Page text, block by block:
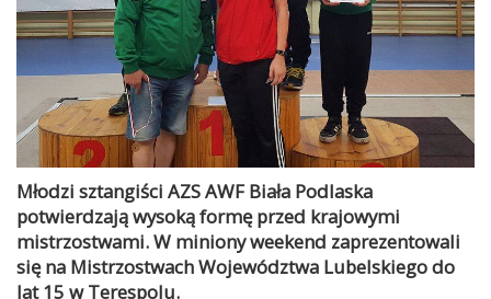
Młodzi sztangiści AZS AWF Biała Podlaska
potwierdzają wysoką formę przed krajowymi
mistrzostwami. W miniony weekend zaprezentowali
się na Mistrzostwach Województwa Lubelskiego do
lat 15 w Terespolu.